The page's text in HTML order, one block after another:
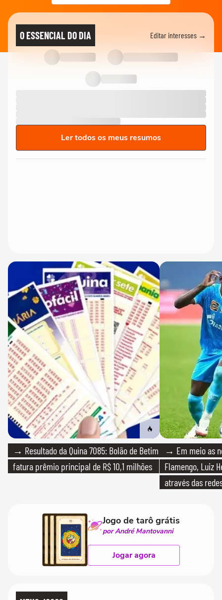
O ESSENCIAL DO DIA Editar interesses →
Ler todos os meus resumos
→ Resultado da Quina 7085: Bolão de Betim
fatura prêmio principal de R$ 10,1 milhões
→ Em meio as
Flamengo, Luiz
através das
Jogo de tarô grátis
por André Mantovanni
Jogar agora